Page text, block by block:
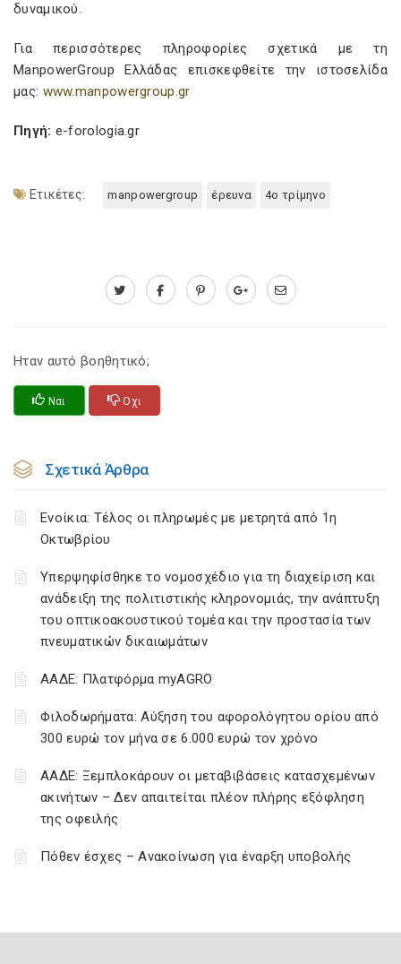
δυναμικού.
Για περισσότερες πληροφορίες σχετικά με τη
ManpowerGroup Ελλάδας επισκεφθείτε την ιστοσελίδα
μας: www.manpowergroup.gr
Πηγή: e-forologia.gr
Ετικέτες: manpowergroup έρευνα 4ο τρίμηνο
Ηταν αυτό βοηθητικό;
Ναι Οχι
Σχετικά Άρθρα
Ενοίκια: Τέλος οι πληρωμές με μετρητά από 1η
Οκτωβρίου
Υπερψηφίσθηκε το νομοσχέδιο για τη διαχείριση και
ανάδειξη της πολιτιστικής κληρονομιάς, την ανάπτυξη
του οπτικοακουστικού τομέα και την προστασία των
πνευματικών δικαιωμάτων
ΑΑΔΕ: Πλατφόρμα myAGRO
Φιλοδωρήματα: Αύξηση του αφορολόγητου ορίου από
300 ευρώ τον μήνα σε 6.000 ευρώ τον χρόνο
ΑΑΔΕ: Ξεμπλοκάρουν οι μεταβιβάσεις κατασχεμένων
ακινήτων – Δεν απαιτείται πλέον πλήρης εξόφληση
της οφειλής
Πόθεν έσχες – Ανακοίνωση για έναρξη υποβολής